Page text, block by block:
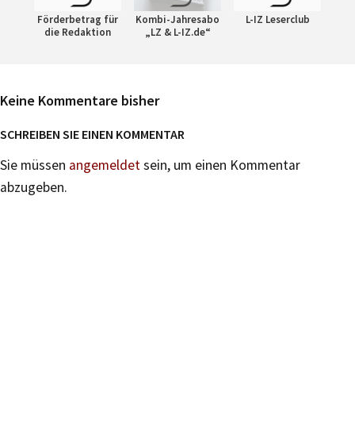
Förderbetrag für
die Redaktion
Kombi-Jahresabo
„LZ & L-IZ.de“
L-IZ Leserclub
Keine Kommentare bisher
SCHREIBEN SIE EINEN KOMMENTAR
Sie müssen angemeldetsein, um einen Kommentar
abzugeben.